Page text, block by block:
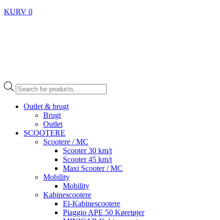
KURV 0
Products
search
Outlet & brugt
Brugt
Outlet
SCOOTERE
Scootere / MC
Scooter 30 km/t
Scooter 45 km/t
Maxi Scooter / MC
Mobility
Mobility
Kabinescootere
El-Kabinescootere
Piaggio APE 50 Køretøjer